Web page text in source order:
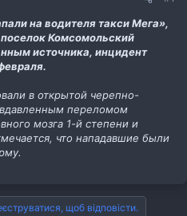
на водителя такси Мега»,
Комсомольский
источника, инцидент
в открытой черепно-
переломом
мозга 1-й степени и
что нападавшие были
щоб відповісти.